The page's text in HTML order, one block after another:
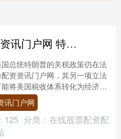
配资资讯门户网 特朗普《大完美法案》或引发资本外流
总统特朗普的关税政策仍在法
资资讯门户网，其另一项立法
将美国税收体系转化为经济武
投行与律所警告，此举对投资
不亚于关税，并可....
讯门户网
125 分类： 在线股票配资配